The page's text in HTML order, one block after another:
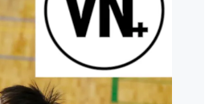
アニメ・漫画
ビューティ